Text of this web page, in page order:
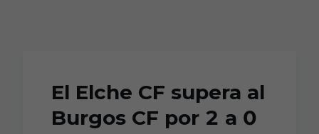
El Elche CF supera al
Burgos CF por 2 a 0